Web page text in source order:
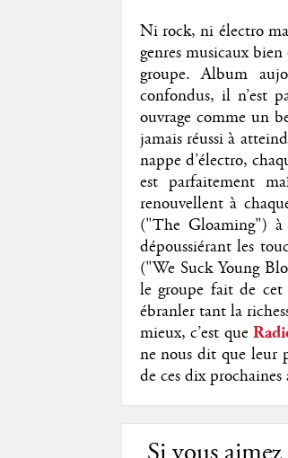
Ni rock, ni électro
genres musicaux
groupe. Album
confondus, il n’est
ouvrage comme un
jamais réussi à
nappe d’électro,
est parfaitement
renouvellent à
("The Gloaming")
dépoussiérant les
("We Suck Young
le groupe fait de cet
ébranler tant la
mieux, c’est que
ne nous dit que leur
de ces dix prochaines